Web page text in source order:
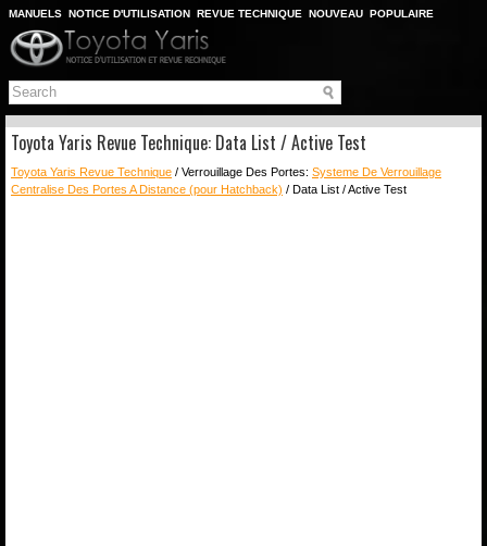
MANUELS NOTICE D'UTILISATION REVUE TECHNIQUE NOUVEAU POPULAIRE
PLAN DU SITE
CHERCHER
Toyota Yaris Revue Technique: Data List / Active Test
Toyota Yaris Revue Technique / Verrouillage Des Portes: Systeme De Verrouillage
Centralise Des Portes A Distance (pour Hatchback) / Data List / Active Test